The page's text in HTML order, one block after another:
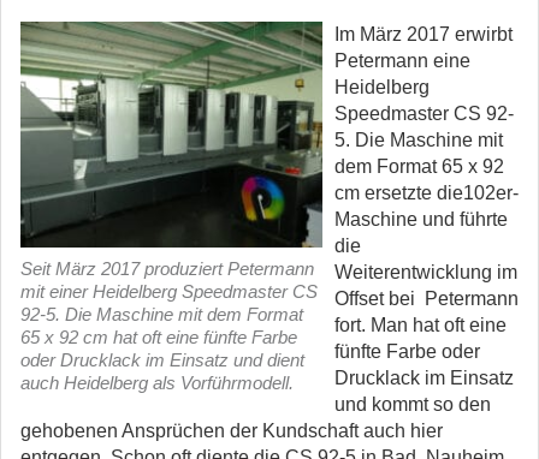
Seit März 2017 produziert Petermann
mit einer Heidelberg Speedmaster CS
92-5. Die Maschine mit dem Format
65 x 92 cm hat oft eine fünfte Farbe
oder Drucklack im Einsatz und dient
auch Heidelberg als Vorführmodell.
Im März 2017 erwirbt
Petermann eine
Heidelberg
Speedmaster CS 92-
5. Die Maschine mit
dem Format 65 x 92
cm ersetzte die102er-
Maschine und führte
die
Weiterentwicklung im
Offset bei Petermann
fort. Man hat oft eine
fünfte Farbe oder
Drucklack im Einsatz
und kommt so den
gehobenen Ansprüchen der Kundschaft auch hier